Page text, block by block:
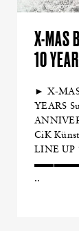
X-MAS
10
► X-MAS
YEARS
CiK
LINE
..